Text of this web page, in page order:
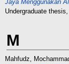
Jaya Menggunakan
Undergraduate
M
Mahfudz,